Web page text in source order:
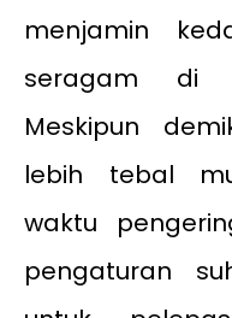
menjamin
seragam di
Meskipun
lebih tebal
waktu
pengaturan